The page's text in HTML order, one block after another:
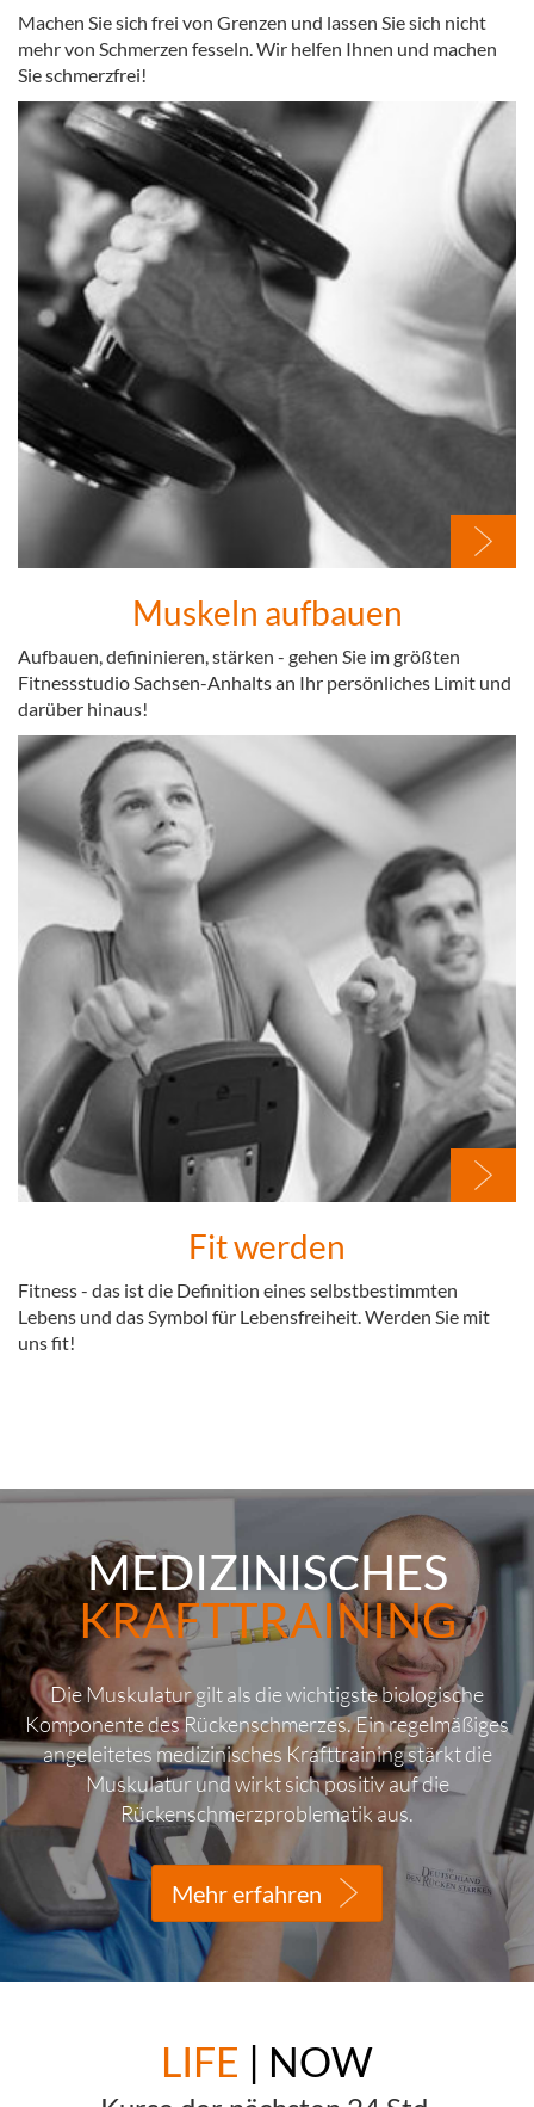
Machen Sie sich frei von Grenzen und lassen Sie sich nicht
mehr von Schmerzen fesseln. Wir helfen Ihnen und machen
Sie schmerzfrei!
Muskeln aufbauen
Aufbauen, defininieren, stärken - gehen Sie im größten
Fitnessstudio Sachsen-Anhalts an Ihr persönliches Limit und
darüber hinaus!
Fit werden
Fitness - das ist die Definition eines selbstbestimmten
Lebens und das Symbol für Lebensfreiheit. Werden Sie mit
uns fit!
MEDIZINISCHES
KRAFTTRAINING
Die Muskulatur gilt als die wichtigste biologische
Komponente des Rückenschmerzes. Ein regelmäßiges
angeleitetes medizinisches Krafttraining stärkt die
Muskulatur und wirkt sich positiv auf die
Rückenschmerzproblematik aus.
Mehr erfahren
LIFE | NOW